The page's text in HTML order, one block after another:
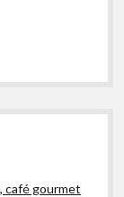
café gourmet